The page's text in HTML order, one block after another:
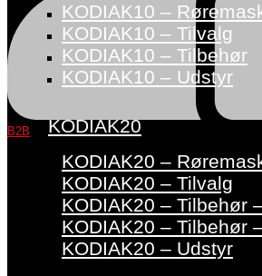
B2B
KODIAK10 –
KODIAK10 – Tilvalg
KODIAK10 – Tilbehør
KODIAK10 – Udstyr
KODIAK20
KODIAK20 –
KODIAK20 – Tilvalg
KODIAK20 – Tilbehør
KODIAK20 – Tilbehør
KODIAK20 – Udstyr